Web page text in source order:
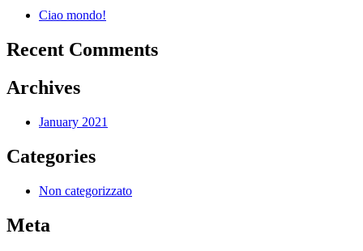
Ciao mondo!
Recent Comments
Archives
January 2021
Categories
Non categorizzato
Meta